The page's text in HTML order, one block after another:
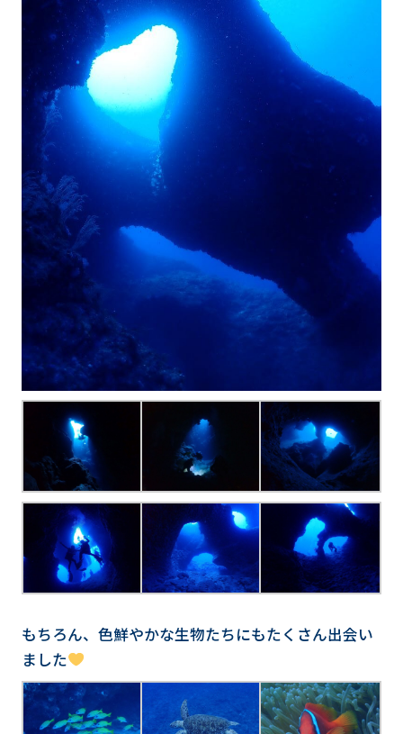
もちろん、色鮮やかな生物たちにもたくさん出会い
ました